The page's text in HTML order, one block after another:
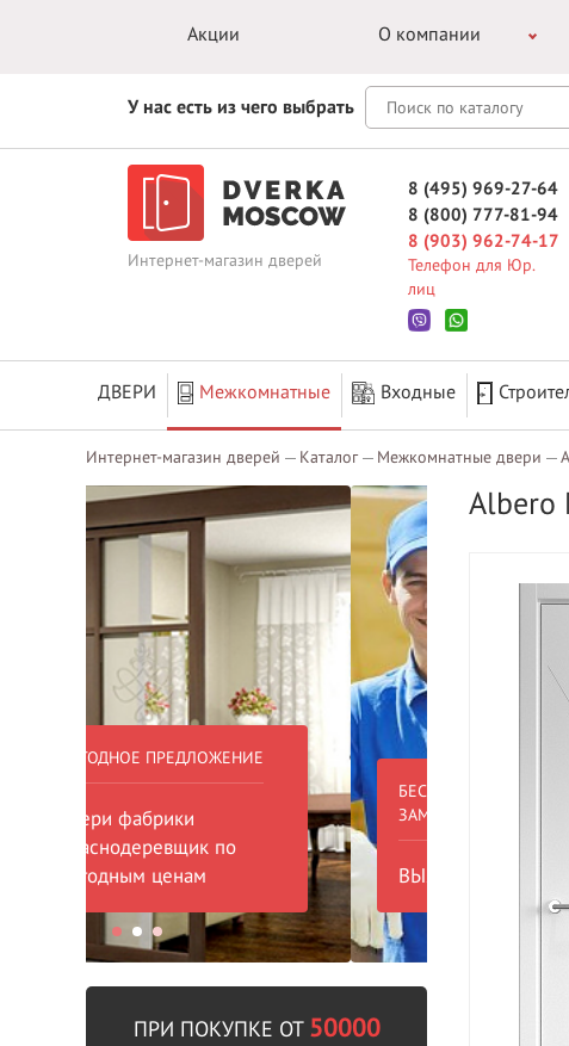
Акции О компании
У нас есть из чего выбрать
Интернет-магазин дверей
8 (495) 969-27-64
8 (800) 777-81-94
8 (903) 962-74-17
Телефон для Юр.
лиц
ДВЕРИ Межкомнатные Входные
Интернет-магазин дверей Каталог Межкомнатные двери
БЕСПЛАТНЫЙ ВЫЕЗД НА
ЗАМЕР
ВЫЗВАТЬ ЗАМЕРЩИКА
ПРИ ПОКУПКЕ ОТ 50000
Albero